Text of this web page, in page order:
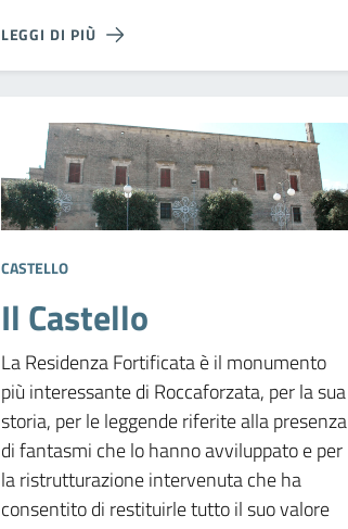
LEGGI DI PIÙ
CASTELLO
Il Castello
La Residenza Fortificata è il monumento
più interessante di Roccaforzata, per la sua
storia, per le leggende riferite alla presenza
di fantasmi che lo hanno avviluppato e per
la ristrutturazione intervenuta che ha
consentito di restituirle tutto il suo valore